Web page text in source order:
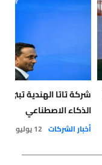
شركة تاتا الهندية تبني
الذكاء الاصطناعي
أخبار الشركات 12 يوليو 2026